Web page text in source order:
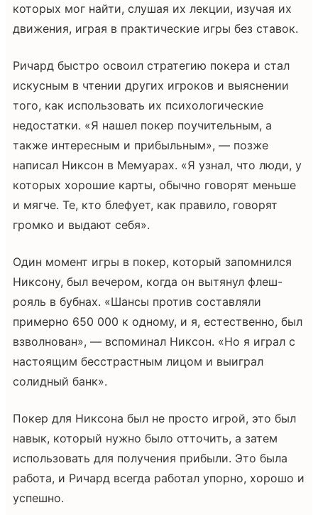
которых мог найти, слушая их лекции, изучая их
движения, играя в практические игры без ставок.
Ричард быстро освоил стратегию покера и стал
искусным в чтении других игроков и выяснении
того, как использовать их психологические
недостатки. «Я нашел покер поучительным, а
также интересным и прибыльным», — позже
написал Никсон в Мемуарах. «Я узнал, что люди, у
которых хорошие карты, обычно говорят меньше
и мягче. Те, кто блефует, как правило, говорят
громко и выдают себя».
Один момент игры в покер, который запомнился
Никсону, был вечером, когда он вытянул флеш-
рояль в бубнах. «Шансы против составляли
примерно 650 000 к одному, и я, естественно, был
взволнован», — вспоминал Никсон. «Но я играл с
настоящим бесстрастным лицом и выиграл
солидный банк».
Покер для Никсона был не просто игрой, это был
навык, который нужно было отточить, а затем
использовать для получения прибыли. Это была
работа, и Ричард всегда работал упорно, хорошо и
успешно.